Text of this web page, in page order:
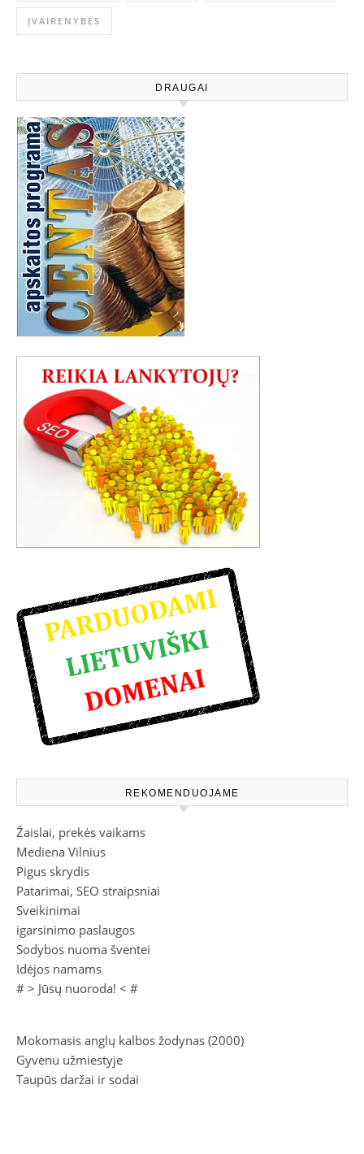
ĮVAIRENYBĖS
DRAUGAI
REKOMENDUOJAME
Žaislai, prekės vaikams
Mediena Vilnius
Pigus skrydis
Patarimai, SEO straipsniai
Sveikinimai
igarsinimo paslaugos
Sodybos nuoma šventei
Idėjos namams
# > Jūsų nuoroda! < #
Mokomasis anglų kalbos žodynas (2000)
Gyvenu užmiestyje
Taupūs daržai ir sodai